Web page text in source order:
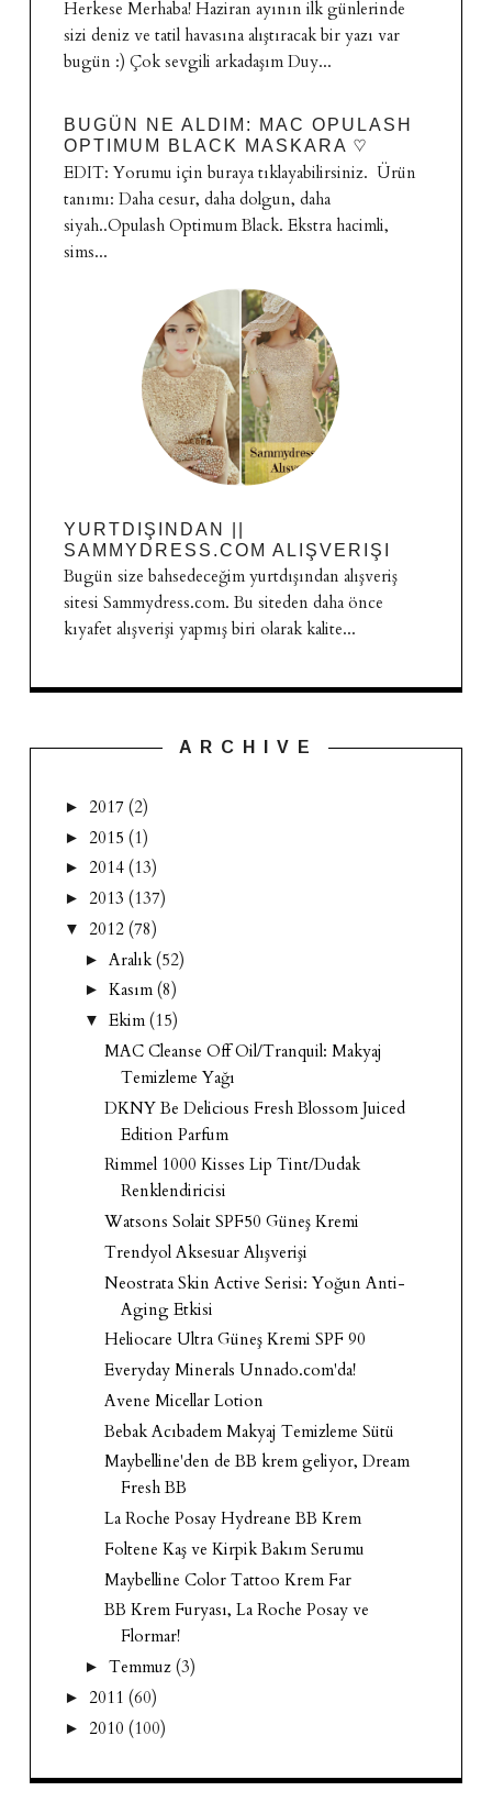
Herkese Merhaba! Haziran ayının ilk günlerinde
sizi deniz ve tatil havasına alıştıracak bir yazı var
bugün :) Çok sevgili arkadaşım Duy...
BUGÜN NE ALDIM: MAC OPULASH
OPTIMUM BLACK MASKARA ♡
EDIT: Yorumu için buraya tıklayabilirsiniz. Ürün
tanımı: Daha cesur, daha dolgun, daha
siyah..Opulash Optimum Black. Ekstra hacimli,
sims...
YURTDIŞINDAN ||
SAMMYDRESS.COM ALIŞVERIŞI
Bugün size bahsedeceğim yurtdışından alışveriş
sitesi Sammydress.com. Bu siteden daha önce
kıyafet alışverişi yapmış biri olarak kalite...
A R C H I V E
► 2017 (2)
► 2015 (1)
► 2014 (13)
► 2013 (137)
▼ 2012 (78)
► Aralık (52)
► Kasım (8)
▼ Ekim (15)
MAC Cleanse Off Oil/Tranquil: Makyaj
Temizleme Yağı
DKNY Be Delicious Fresh Blossom Juiced
Edition Parfum
Rimmel 1000 Kisses Lip Tint/Dudak
Renklendiricisi
Watsons Solait SPF50 Güneş Kremi
Trendyol Aksesuar Alışverişi
Neostrata Skin Active Serisi: Yoğun Anti-
Aging Etkisi
Heliocare Ultra Güneş Kremi SPF 90
Everyday Minerals Unnado.com'da!
Avene Micellar Lotion
Bebak Acıbadem Makyaj Temizleme Sütü
Maybelline'den de BB krem geliyor, Dream
Fresh BB
La Roche Posay Hydreane BB Krem
Foltene Kaş ve Kirpik Bakım Serumu
Maybelline Color Tattoo Krem Far
BB Krem Furyası, La Roche Posay ve
Flormar!
► Temmuz (3)
► 2011 (60)
► 2010 (100)